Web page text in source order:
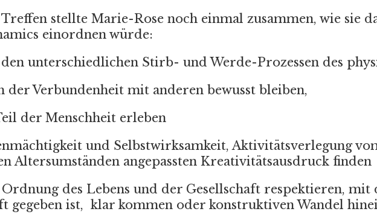
stellte Marie-Rose noch einmal zusammen, wie sie
einordnen würde:
unterschiedlichen Stirb- und Werde-Prozessen des
der Verbundenheit mit anderen bewusst bleiben,
der Menschheit erleben
und Selbstwirksamkeit, Aktivitätsverlegung
Altersumständen angepassten Kreativitätsausdruck finden
des Lebens und der Gesellschaft respektieren,
gegeben ist, klar kommen oder konstruktiven Wandel